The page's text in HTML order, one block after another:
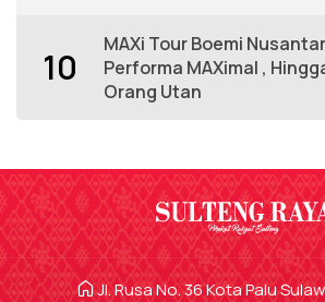
10
MAXi Tour Boemi
Performa MAXimal ,
Orang Utan
Jl. Rusa No. 36 Kota Palu